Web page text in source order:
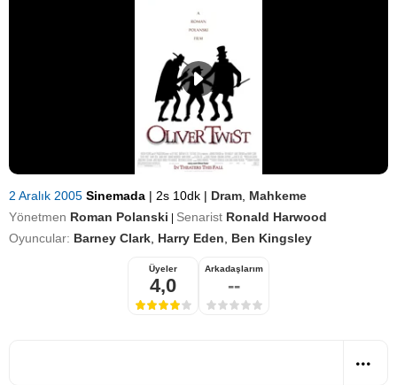
2 Aralık 2005 Sinemada | 2s 10dk | Dram Mahkeme
Yönetmen Roman Polanski Senarist Ronald Harwood
Oyuncular: Barney Clark Harry Eden Ben Kingsley
Üyeler
4,0
Arkadaşlarım
--